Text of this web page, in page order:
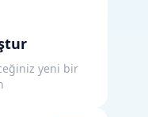
yeni bir